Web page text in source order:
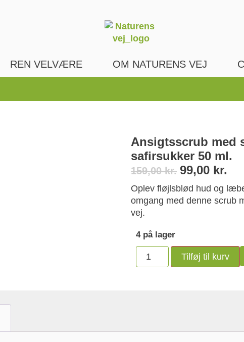
REN VELVÆRE OM NATURENS VEJ
Ansigtsscrub med
safirsukker 50 ml.
159,00kr. 99,00 kr.
Oplev fløjlsblød hud og
omgang med denne scrub
vej.
4 på lager
Tilføj til kurv